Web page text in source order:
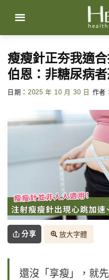
content
瘦瘦針正夯我適
伯恩：非糖尿病
日期： 2025 年 10 月 30 日 作者：
分享 放大字體
還沒「享瘦」，就